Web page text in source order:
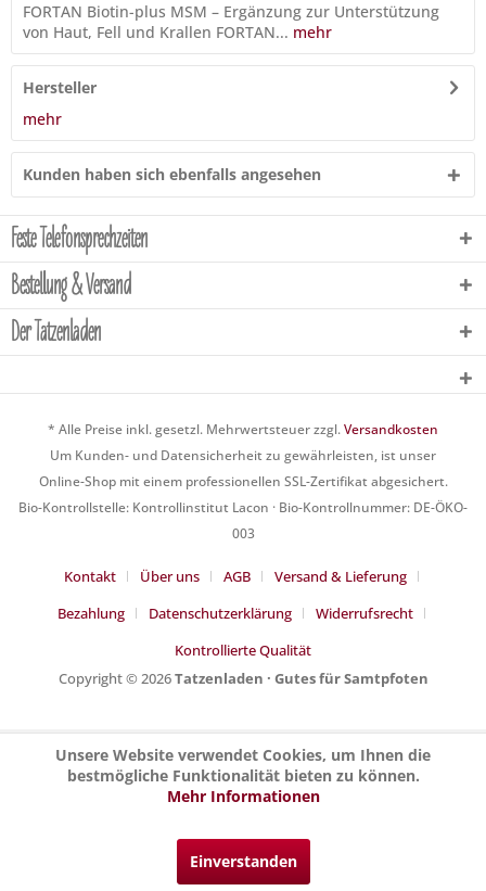
FORTAN Biotin-plus MSM – Ergänzung zur Unterstützung
von Haut, Fell und Krallen FORTAN... mehr
Hersteller
mehr
Kunden haben sich ebenfalls angesehen
Feste Telefonsprechzeiten
Bestellung & Versand
Der Tatzenladen
* Alle Preise inkl. gesetzl. Mehrwertsteuer zzgl.Versandkosten
Um Kunden- und Datensicherheit zu gewährleisten, ist unser
Online-Shop mit einem professionellen SSL-Zertifikat abgesichert.
Bio-Kontrollstelle: Kontrollinstitut Lacon · Bio-Kontrollnummer: DE-ÖKO-
003
Kontakt Über uns AGB
Versand & Lieferung
Bezahlung
Datenschutzerklärung
Widerrufsrecht
Kontrollierte Qualität
Copyright © 2026Tatzenladen · Gutes für Samtpfoten
Unsere Website verwendet Cookies, um Ihnen die
bestmögliche Funktionalität bieten zu können.
Mehr Informationen
Einverstanden